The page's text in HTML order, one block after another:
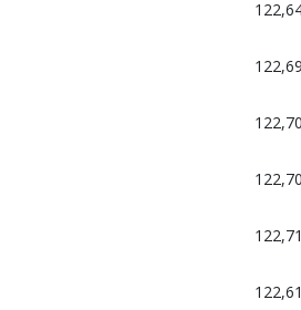
122,69
122,70
122,70
122,71
122,61